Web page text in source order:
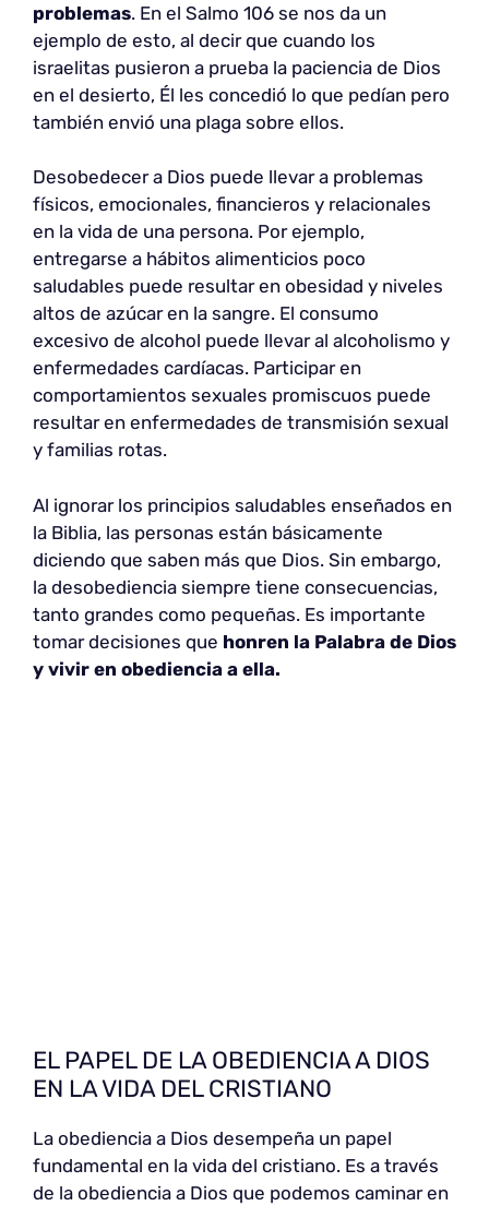
problemas. En el Salmo 106 se nos da un
ejemplo de esto, al decir que cuando los
israelitas pusieron a prueba la paciencia de Dios
en el desierto, Él les concedió lo que pedían pero
también envió una plaga sobre ellos.
Desobedecer a Dios puede llevar a problemas
físicos, emocionales, financieros y relacionales
en la vida de una persona. Por ejemplo,
entregarse a hábitos alimenticios poco
saludables puede resultar en obesidad y niveles
altos de azúcar en la sangre. El consumo
excesivo de alcohol puede llevar al alcoholismo y
enfermedades cardíacas. Participar en
comportamientos sexuales promiscuos puede
resultar en enfermedades de transmisión sexual
y familias rotas.
Al ignorar los principios saludables enseñados en
la Biblia, las personas están básicamente
diciendo que saben más que Dios. Sin embargo,
la desobediencia siempre tiene consecuencias,
tanto grandes como pequeñas. Es importante
tomar decisiones que honren la Palabra de Dios
y vivir en obediencia a ella.
EL PAPEL DE LA OBEDIENCIA A DIOS
EN LA VIDA DEL CRISTIANO
La obediencia a Dios desempeña un papel
fundamental en la vida del cristiano. Es a través
de la obediencia a Dios que podemos caminar en